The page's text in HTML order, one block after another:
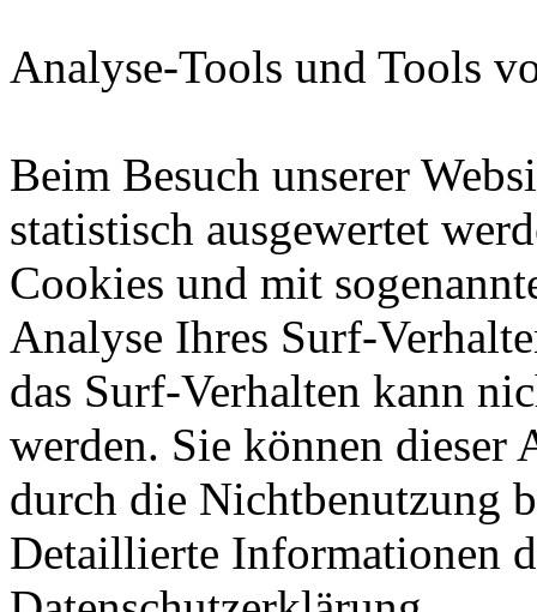
Analyse-Tools und Tools
Beim Besuch unserer
statistisch ausgewertet
Cookies und mit
Analyse Ihres Surf-
das Surf-Verhalten kann
werden. Sie können dieser
durch die Nichtbenutzung
Detaillierte Informationen